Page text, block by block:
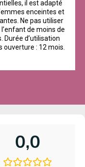
il est adapté
enceintes et
Ne pas utiliser
de moins de
Durée d’utilisation
ouverture : 12 mois.
0,0